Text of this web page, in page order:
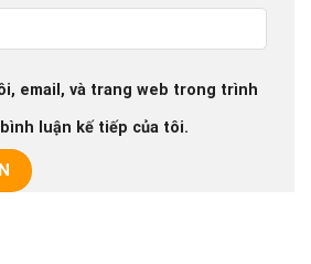
email, và trang web trong trình
luận kế tiếp của tôi.